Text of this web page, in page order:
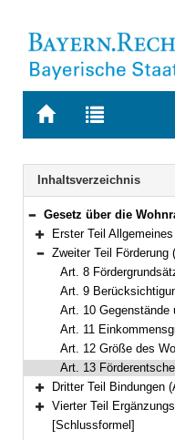
Zur
BAYERN.RECHT
Zur
letzten
Suche
Navigation
Inhaltsverzeichnis
Bereich reduzieren
Gesetz über die Wohnraumförderung in Bayern (Bayerisches
Bereich erweitern
Erster Teil
Bereich reduzieren
Zweiter Teil Förderung
Art. 8
Art. 9
Art. 10 Gegenstände
Art. 11
Art. 12 Größe des
Art. 13
Bereich erweitern
Dritter Teil Bindungen
Bereich erweitern
Vierter Teil
[Schlussformel]